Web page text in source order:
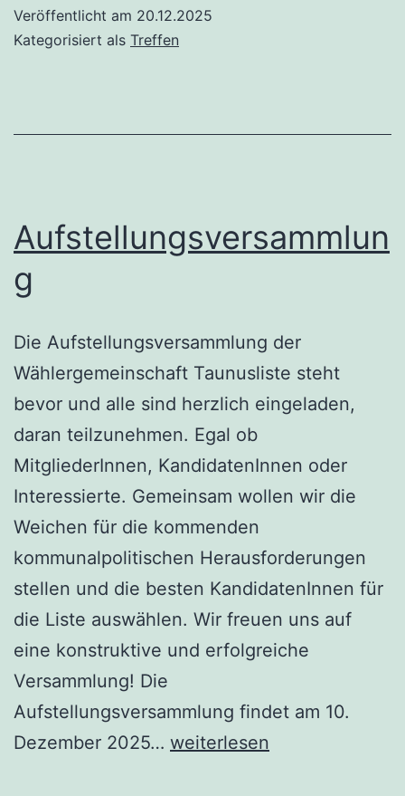
Veröffentlicht am 20.12.2025
Kategorisiert als Treffen
Aufstellungsversammlun
g
Die Aufstellungsversammlung der
Wählergemeinschaft Taunusliste steht
bevor und alle sind herzlich eingeladen,
daran teilzunehmen. Egal ob
MitgliederInnen, KandidatenInnen oder
Interessierte. Gemeinsam wollen wir die
Weichen für die kommenden
kommunalpolitischen Herausforderungen
stellen und die besten KandidatenInnen für
die Liste auswählen. Wir freuen uns auf
eine konstruktive und erfolgreiche
Versammlung! Die
Aufstellungsversammlung findet am 10.
Dezember 2025… Aufstellungsversammlung
weiterlesen